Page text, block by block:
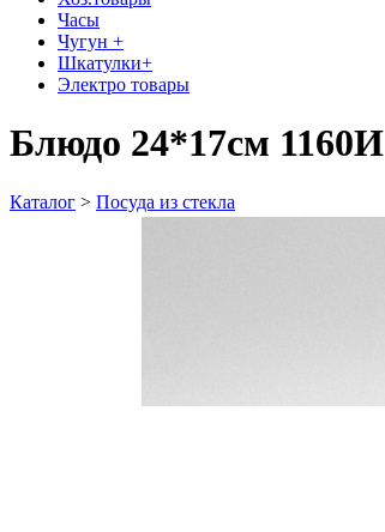
Часы
Чугун +
Шкатулки+
Электро товары
Блюдо 24*17см 1160И
Каталог > Посуда из стекла